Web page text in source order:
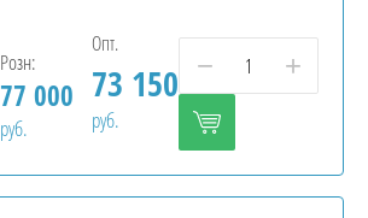
Розн:
77 000
руб.
Опт.
73 150
руб.
− +